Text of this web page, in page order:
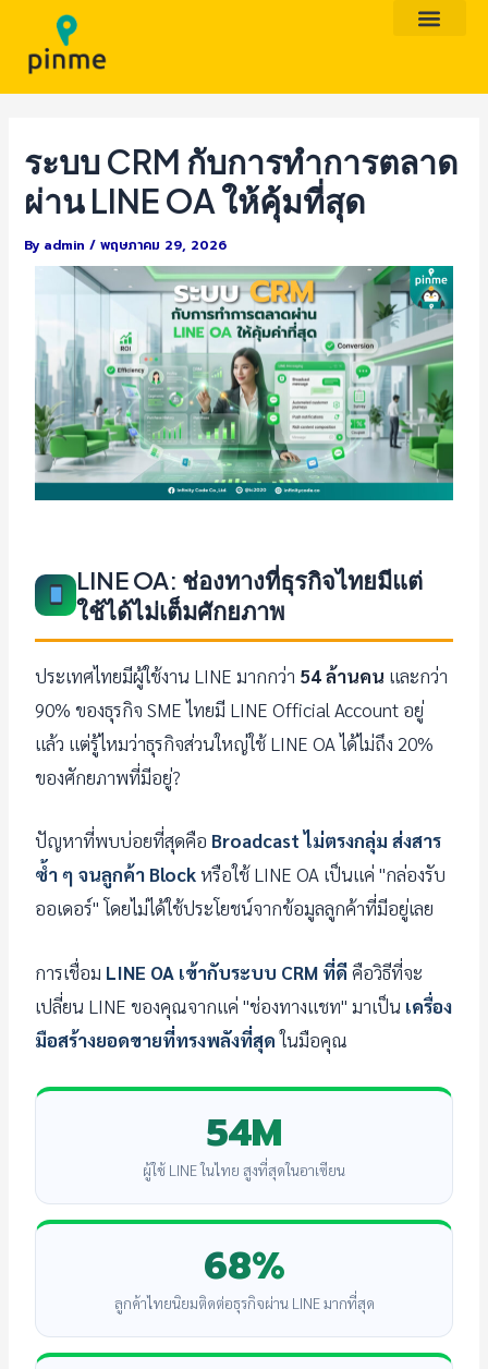
content
ระบบ CRM กับการทำการตลาด
ผ่าน LINE OA ให้คุ้มที่สุด
By admin/พฤษภาคม 29, 2026
LINE OA: ช่องทางที่ธุรกิจไทยมีแต่
ใช้ได้ไม่เต็มศักยภาพ
ประเทศไทยมีผู้ใช้งาน LINE มากกว่า 54 ล้านคน และกว่า
90% ของธุรกิจ SME ไทยมี LINE Official Account อยู่
แล้ว แต่รู้ไหมว่าธุรกิจส่วนใหญ่ใช้ LINE OA ได้ไม่ถึง 20%
ของศักยภาพที่มีอยู่?
ปัญหาที่พบบ่อยที่สุดคือ Broadcast ไม่ตรงกลุ่ม ส่งสาร
ซ้ำ ๆ จนลูกค้า Blockหรือใช้ LINE OA เป็นแค่ "กล่องรับ
ออเดอร์" โดยไม่ได้ใช้ประโยชน์จากข้อมูลลูกค้าที่มีอยู่เลย
การเชื่อม LINE OA เข้ากับระบบ CRM ที่ดีคือวิธีที่จะ
เปลี่ยน LINE ของคุณจากแค่ "ช่องทางแชท" มาเป็น เครื่อง
มือสร้างยอดขายที่ทรงพลังที่สุดในมือคุณ
54M
ผู้ใช้ LINE ในไทย สูงที่สุดในอาเซียน
68%
ลูกค้าไทยนิยมติดต่อธุรกิจผ่าน LINE มากที่สุด
navigation